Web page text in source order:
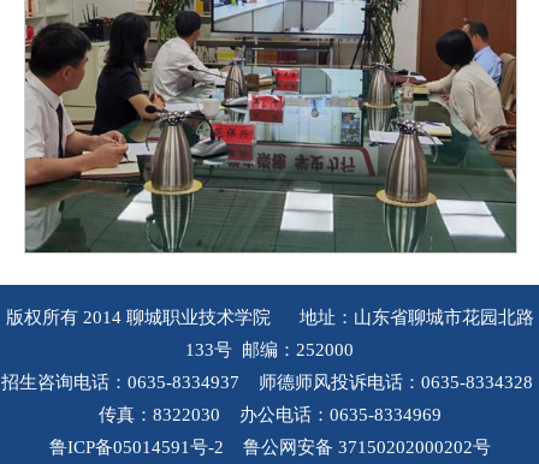
版权所有 2014 聊城职业技术学院 地址：山东省聊城市花园北路
133号 邮编：252000
招生咨询电话：0635-8334937 师德师风投诉电话：0635-8334328
传真：8322030 办公电话：0635-8334969
鲁ICP备05014591号-2 鲁公网安备 37150202000202号